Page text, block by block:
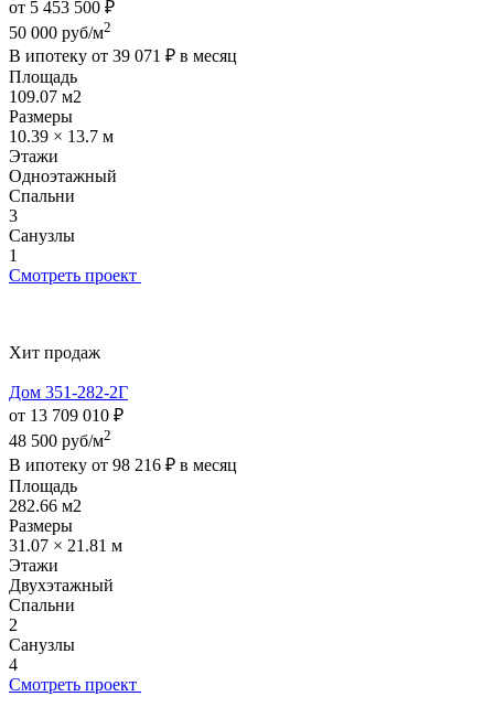
от 5 453 500 ₽
50 000 руб/м2
В ипотеку от 39 071 ₽ в месяц
Площадь
109.07 м2
Размеры
10.39 × 13.7 м
Этажи
Одноэтажный
Спальни
3
Санузлы
1
Смотреть проект
Хит продаж
Дом 351-282-2Г
от 13 709 010 ₽
48 500 руб/м2
В ипотеку от 98 216 ₽ в месяц
Площадь
282.66 м2
Размеры
31.07 × 21.81 м
Этажи
Двухэтажный
Спальни
2
Санузлы
4
Смотреть проект